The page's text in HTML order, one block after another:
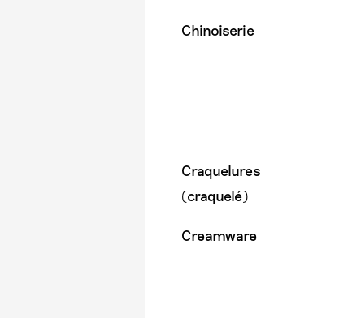
Chinoiserie
Craquelures
(craquelé)
Creamware